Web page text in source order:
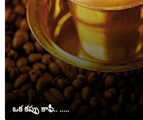
ఒక కప్పు కాఫీ.. .....